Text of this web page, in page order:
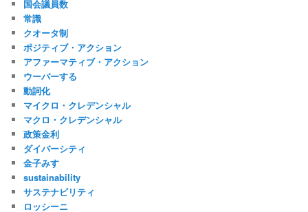
国会議員数
常識
クオータ制
ポジティブ・アクション
アファーマティブ・アクション
ウーバーする
動詞化
マイクロ・クレデンシャル
マクロ・クレデンシャル
政策金利
ダイバーシティ
金子みすゞ
sustainability
サステナビリティ
ロッシーニ